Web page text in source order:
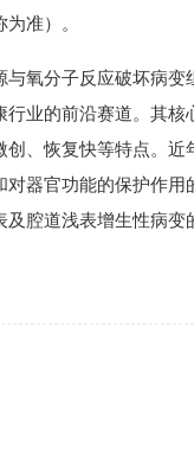
准）。
氧分子反应破坏病
业的前沿赛道。其
、恢复快等特点。
器官功能的保护作
腔道浅表增生性病变